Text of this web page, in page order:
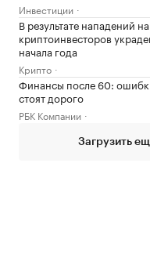
Инвестиции
В результате нападений на
криптоинвесторов
начала года
Крипто
Финансы после 60:
стоят дорого
РБК Компании
Загрузить